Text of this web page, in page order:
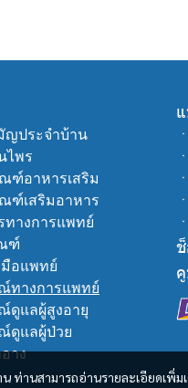
ท่านสามารถอ่านรายละเอียดเพิ่ม
ญประจำบ้าน
ไพร
ฑ์อาหารเสริม
ฑ์เสริมอาหาร
ทางการแพทย์
ฑ์
มือแพทย์
ทางการแพทย์
ดูแลผู้สูงอายุ
ดูแลผู้ป่วย
าง
ㆍ
ㆍ
ㆍ
ㆍ
ㆍ